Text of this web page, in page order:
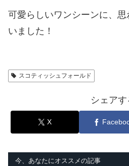
可愛らしいワンシーンに、
いました！
スコティッシュフォールド
シェアす
X
今、あなたにオススメの記事